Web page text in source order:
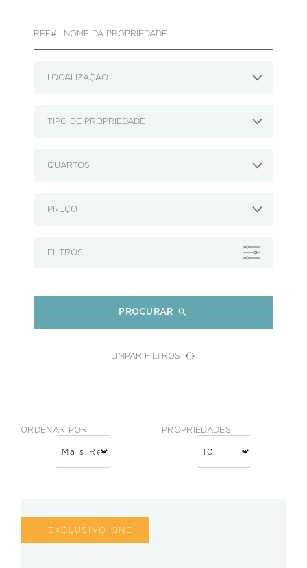
LOCALIZAÇÃO
TIPO DE PROPRIEDADE
QUARTOS
PREÇO
FILTROS
PROCURAR
LIMPAR FILTROS
ORDENAR POR PROPRIEDADES
EXCLUSIVO ONE